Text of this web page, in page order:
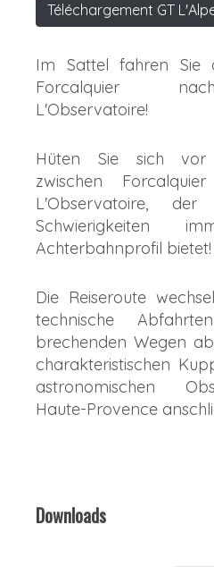
Téléchargement GT
Im Sattel fahren Sie
Forcalquier
L'Observatoire!
Hüten Sie sich vor
zwischen
L'Observatoire,
Schwierigkeiten
Achterbahnprofil bietet!
Die Reiseroute
technische
brechenden Wegen
charakteristischen
astronomischen
Haute-Provence
Downloads